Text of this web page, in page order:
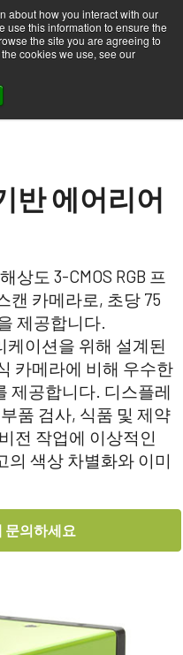
about how you interact with our
use this information to ensure the
the site you are agreeing to
cookies we use, see our
반 에어리어
상도 3-CMOS RGB 프
캔 카메라로, 초당 75
제공합니다.
이션을 위해 설계된
카메라에 비해 우수한
제공합니다. 디스플레
품 검사, 식품 및 제약
전 작업에 이상적인
의 색상 차별화와 이미
문의하세요